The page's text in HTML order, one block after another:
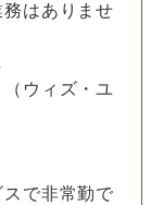
はありませ
ウィズ・ユ
で非常勤で